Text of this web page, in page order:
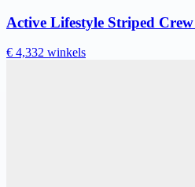
Active Lifestyle Striped
€ 4,332 winkels